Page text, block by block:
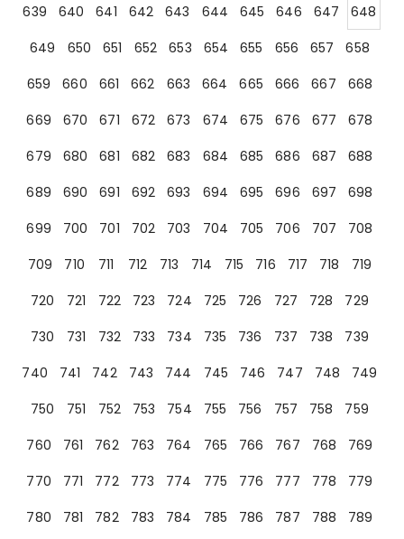
639
640 641 642 643 644 645 646 647
648
649
650 651 652 653 654 655 656 657
658
659
660 661 662 663 664 665 666 667
668
669
670 671 672 673 674 675 676 677
678
679
680 681 682 683 684 685 686 687
688
689
690 691 692 693 694 695 696 697
698
699
700 701 702 703 704 705 706 707
708
709
710 711 712 713 714 715 716 717 718
719
720
721 722 723 724 725 726 727 728
729
730
731 732 733 734 735 736 737 738
739
740
741 742 743 744 745 746 747 748
749
750
751 752 753 754 755 756 757 758
759
760
761 762 763 764 765 766 767 768
769
770
771 772 773 774 775 776 777 778
779
780
781 782 783 784 785 786 787 788
789